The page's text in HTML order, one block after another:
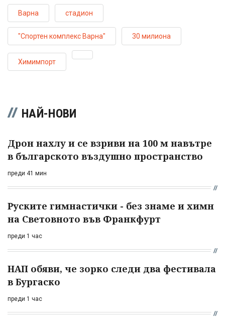
Варна стадион
"Спортен комплекс Варна" 30 милиона
Химимпорт
НАЙ-НОВИ
Дрон нахлу и се взриви на 100 м навътре
в българското въздушно пространство
преди 41 мин
Руските гимнастички - без знаме и химн
на Световното във Франкфурт
преди 1 час
НАП обяви, че зорко следи два фестивала
в Бургаско
преди 1 час